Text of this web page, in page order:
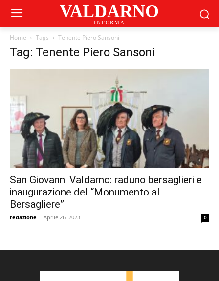
VALDARNO
INFORMA
Home Tags Tenente Piero Sansoni
Tag: Tenente Piero Sansoni
San Giovanni Valdarno: raduno bersaglieri e
inaugurazione del “Monumento al
Bersagliere”
redazione - Aprile 26, 2023 0